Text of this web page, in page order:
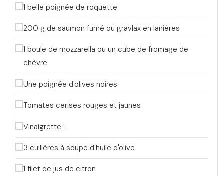
1 belle poignée de roquette
200 g de saumon fumé ou gravlax en lanières
1 boule de mozzarella ou un cube de fromage de
chèvre
Une poignée d'olives noires
Tomates cerises rouges et jaunes
Vinaigrette :
3 cuillères à soupe d'huile d'olive
1 filet de jus de citron